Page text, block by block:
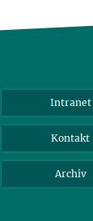
Intranet
Kontakt
Archiv